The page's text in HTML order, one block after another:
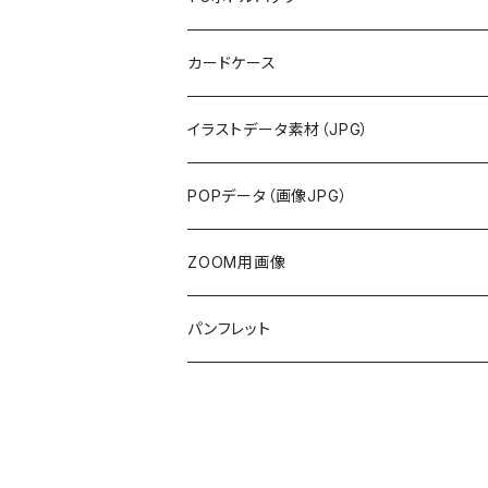
カードケース
イラストデータ素材（JPG）
POPデータ（画像JPG）
ZOOM用画像
画像データ
パンフレット